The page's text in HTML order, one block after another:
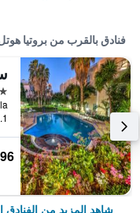
فنادق بالقرب من بروتيا
3 نجوم
0.1
شاهد المزيد من الفنادق